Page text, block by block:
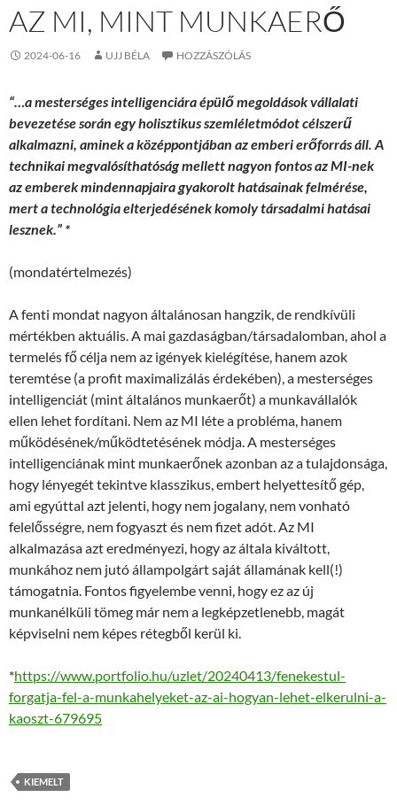
AZ MI, MINT MUNKAERŐ
2024-06-16 UJJ BÉLA HOZZÁSZÓLÁS
“…a mesterséges intelligenciára épülő megoldások vállalati
bevezetése során egy holisztikus szemléletmódot célszerű
alkalmazni, aminek a középpontjában az emberi erőforrás áll. A
technikai megvalósíthatóság mellett nagyon fontos az MI-nek
az emberek mindennapjaira gyakorolt hatásainak felmérése,
mert a technológia elterjedésének komoly társadalmi hatásai
lesznek.” *
(mondatértelmezés)
A fenti mondat nagyon általánosan hangzik, de rendkívüli
mértékben aktuális. A mai gazdaságban/társadalomban, ahol a
termelés fő célja nem az igények kielégítése, hanem azok
teremtése (a profit maximalizálás érdekében), a mesterséges
intelligenciát (mint általános munkaerőt) a munkavállalók
ellen lehet fordítani. Nem az MI léte a probléma, hanem
működésének/működtetésének módja. A mesterséges
intelligenciának mint munkaerőnek azonban az a tulajdonsága,
hogy lényegét tekintve klasszikus, embert helyettesítő gép,
ami egyúttal azt jelenti, hogy nem jogalany, nem vonható
felelősségre, nem fogyaszt és nem fizet adót. Az MI
alkalmazása azt eredményezi, hogy az általa kiváltott,
munkához nem jutó állampolgárt saját államának kell(!)
támogatnia. Fontos figyelembe venni, hogy ez az új
munkanélküli tömeg már nem a legképzetlenebb, magát
képviselni nem képes rétegből kerül ki.
*https://www.portfolio.hu/uzlet/20240413/fenekestul-
forgatja-fel-a-munkahelyeket-az-ai-hogyan-lehet-elkerulni-a-
kaoszt-679695
KIEMELT